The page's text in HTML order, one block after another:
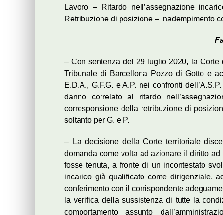
Lavoro – Ritardo nell’assegnazione
Retribuzione di posizione – Inadempimento
– Con sentenza del 29 luglio 2020, la Corte
Tribunale di Barcellona Pozzo di Gotto e
E.D.A., G.F.G. e A.P. nei confronti
danno correlato al ritardo
corresponsione della retribuzione di
soltanto per G. e P.
– La decisione della Corte territoriale
domanda come volta ad azionare il diritto
fosse tenuta, a fronte di un incontestato
incarico già qualificato come dirigenziale,
conferimento con il corrispondente
la verifica della sussistenza di tutte la
comportamento assunto